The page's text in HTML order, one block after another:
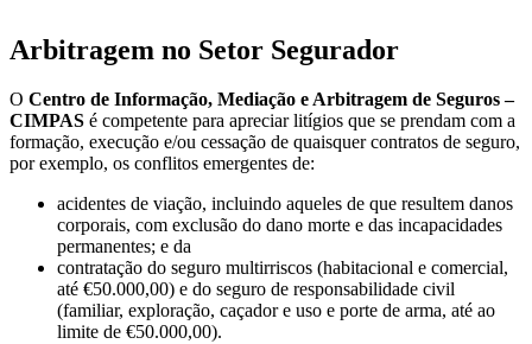
Arbitragem no Setor Segurador
O Centro de Informação, Mediação e Arbitragem de Seguros –
CIMPAS é competente para apreciar litígios que se prendam com a
formação, execução e/ou cessação de quaisquer contratos de seguro,
por exemplo, os conflitos emergentes de:
acidentes de viação, incluindo aqueles de que resultem danos
corporais, com exclusão do dano morte e das incapacidades
permanentes; e da
contratação do seguro multirriscos (habitacional e comercial,
até €50.000,00) e do seguro de responsabilidade civil
(familiar, exploração, caçador e uso e porte de arma, até ao
limite de €50.000,00).